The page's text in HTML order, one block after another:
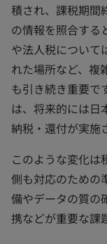
積され、課税期間
の情報を照合する
や法人税について
れた場所など、複
も引き続き重要で
は、将来的には日
納税・還付が実施
このような変化は
側も対応のための
備やデータの質の
携などが重要な課